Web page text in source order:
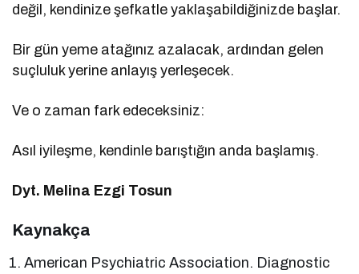
değil, kendinize şefkatle yaklaşabildiğinizde başlar.
Bir gün yeme atağınız azalacak, ardından gelen
suçluluk yerine anlayış yerleşecek.
Ve o zaman fark edeceksiniz:
Asıl iyileşme, kendinle barıştığın anda başlamış.
Dyt. Melina Ezgi Tosun
Kaynakça
American Psychiatric Association. Diagnostic